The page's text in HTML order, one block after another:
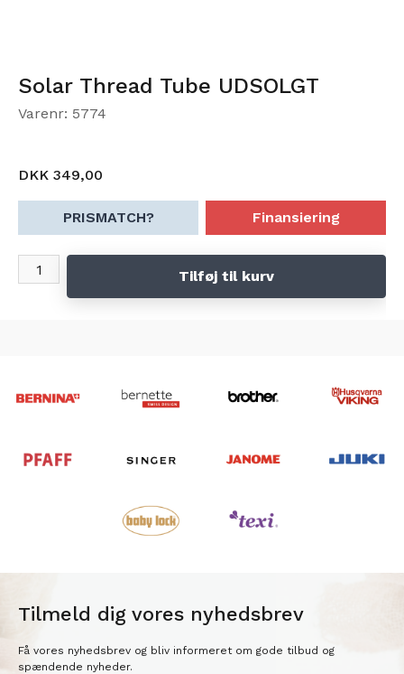
Solar Thread Tube UDSOLGT
Varenr: 5774
DKK 349,00
PRISMATCH? Finansiering
Tilføj til kurv
Tilmeld dig vores nyhedsbrev
Få vores nyhedsbrev og bliv informeret om gode tilbud og
spændende nyheder.